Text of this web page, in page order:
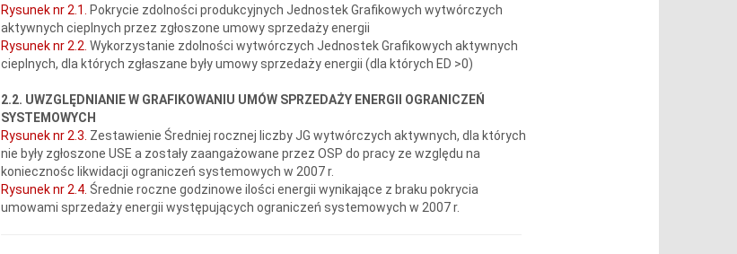
Rysunek nr 2.1.
Pokrycie zdolności produkcyjnych Jednostek Grafikowych wytwórczych
aktywnych cieplnych przez zgłoszone umowy sprzedaży energii
Rysunek nr 2.2. Wykorzystanie zdolności wytwórczych Jednostek Grafikowych aktywnych
cieplnych, dla których zgłaszane były umowy sprzedaży energii (dla których ED >0)
2.2. UWZGLĘDNIANIE W GRAFIKOWANIU UMÓW SPRZEDAŻY ENERGII OGRANICZEŃ
SYSTEMOWYCH
Rysunek nr 2.3. Zestawienie Średniej rocznej liczby JG wytwórczych aktywnych, dla których
nie były zgłoszone USE a zostały zaangażowane przez OSP do pracy ze względu na
koniecznośc likwidacji ograniczeń systemowych w 2007 r.
Rysunek nr 2.4. Średnie roczne godzinowe ilości energii wynikające z braku pokrycia
umowami sprzedaży energii występujących ograniczeń systemowych w 2007 r.